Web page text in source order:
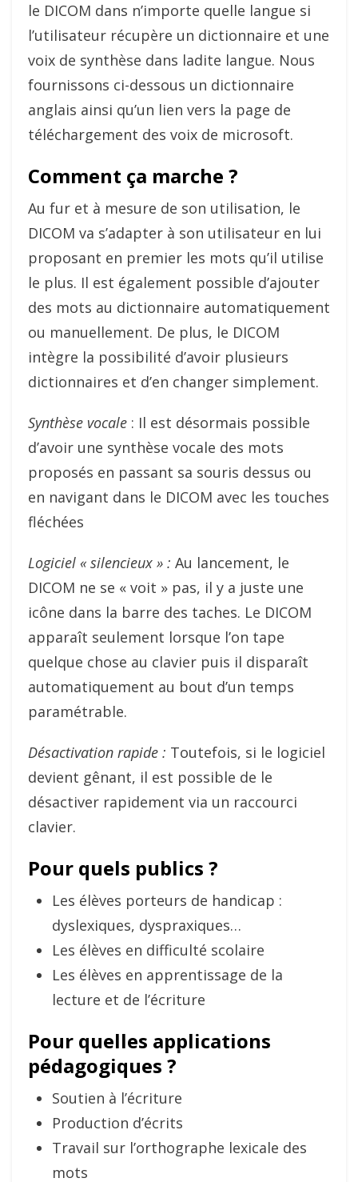
le DICOM dans n’importe quelle langue si
l’utilisateur récupère un dictionnaire et une
voix de synthèse dans ladite langue. Nous
fournissons ci-dessous un dictionnaire
anglais ainsi qu’un lien vers la page de
téléchargement des voix de microsoft.
Comment ça marche ?
Au fur et à mesure de son utilisation, le
DICOM va s’adapter à son utilisateur en lui
proposant en premier les mots qu’il utilise
le plus. Il est également possible d’ajouter
des mots au dictionnaire automatiquement
ou manuellement. De plus, le DICOM
intègre la possibilité d’avoir plusieurs
dictionnaires et d’en changer simplement.
Synthèse vocale : Il est désormais possible
d’avoir une synthèse vocale des mots
proposés en passant sa souris dessus ou
en navigant dans le DICOM avec les touches
fléchées
Logiciel « silencieux » : Au lancement, le
DICOM ne se « voit » pas, il y a juste une
icône dans la barre des taches. Le DICOM
apparaît seulement lorsque l’on tape
quelque chose au clavier puis il disparaît
automatiquement au bout d’un temps
paramétrable.
Désactivation rapide : Toutefois, si le logiciel
devient gênant, il est possible de le
désactiver rapidement via un raccourci
clavier.
Pour quels publics ?
Les élèves porteurs de handicap :
dyslexiques, dyspraxiques…
Les élèves en difficulté scolaire
Les élèves en apprentissage de la
lecture et de l’écriture
Pour quelles applications
pédagogiques ?
Soutien à l’écriture
Production d’écrits
Travail sur l’orthographe lexicale des
mots